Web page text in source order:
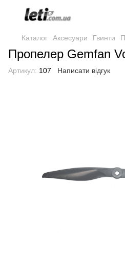
Каталог Аксесуари Гвинти
Пропелер Gemfan
Артикул: 107 Написати відгук